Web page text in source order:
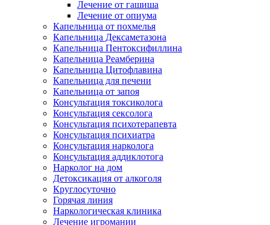
Лечение от гашиша
Лечение от опиума
Капельница от похмелья
Капельница Дексаметазона
Капельница Пентоксифиллина
Капельница Реамберина
Капельница Цитофлавина
Капельница для печени
Капельница от запоя
Консультация токсиколога
Консультация сексолога
Консультация психотерапевта
Консультация психиатра
Консультация нарколога
Консультация аддиклотога
Нарколог на дом
Детоксикация от алкоголя
Круглосуточно
Горячая линия
Наркологическая клиника
Лечение игромании